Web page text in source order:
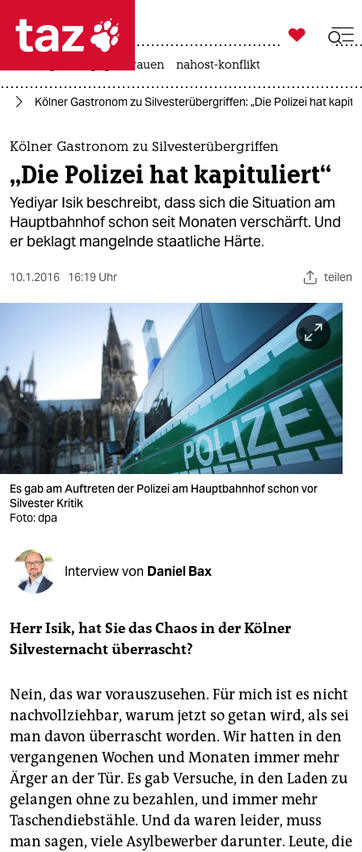
 taz zahl ich
taz zahl ich
themen
politik
öko
gesellschaft
berlin
nord
wahrheit
verlag
verlag
shop
fragen & hilfe
unterstützen
genossenschaft
epaper login

taz zahl ich
gewalt gegen frauen nahost-konflikt
Kölner Gastronom zu Silvesterübergriffen: „Die Polizei hat
Kölner Gastronom zu Silvesterübergriffen
„Die Polizei hat kapituliert“
Yediyar Isik beschreibt, dass sich die Situation am
Hauptbahnhof schon seit Monaten verschärft. Und
er beklagt mangelnde staatliche Härte.
10.1.2016 16:19 Uhr teilen
Es gab am Auftreten der Polizei am Hauptbahnhof schon vor
Silvester Kritik
Foto: dpa
Interview von Daniel Bax
Herr Isik, hat Sie das Chaos in der Kölner
Silvesternacht überrascht?
Nein, das war vorauszusehen. Für mich ist es nicht
nachvollziehbar, warum jetzt so getan wird, als sei
man davon überrascht worden. Wir hatten in den
vergangenen Wochen und Monaten immer mehr
Ärger an der Tür. Es gab Versuche, in den Laden zu
gelangen ohne zu bezahlen, und immer mehr
Taschendiebstähle. Und da waren leider, muss
man sagen, viele Asylbewerber darunter. Leute, die